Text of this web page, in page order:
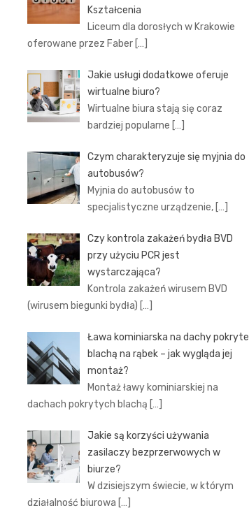
Kształcenia
Liceum dla dorosłych w Krakowie
oferowane przez Faber […]
Jakie usługi dodatkowe oferuje
wirtualne biuro?
Wirtualne biura stają się coraz
bardziej popularne […]
Czym charakteryzuje się myjnia do
autobusów?
Myjnia do autobusów to
specjalistyczne urządzenie, […]
Czy kontrola zakażeń bydła BVD
przy użyciu PCR jest
wystarczająca?
Kontrola zakażeń wirusem BVD
(wirusem biegunki bydła) […]
Ława kominiarska na dachy pokryte
blachą na rąbek – jak wygląda jej
montaż?
Montaż ławy kominiarskiej na
dachach pokrytych blachą […]
Jakie są korzyści używania
zasilaczy bezprzerwowych w
biurze?
W dzisiejszym świecie, w którym
działalność biurowa […]